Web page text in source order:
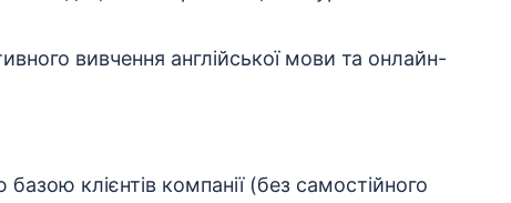
вивчення англійської мови та онлайн-
клієнтів компанії (без самостійного